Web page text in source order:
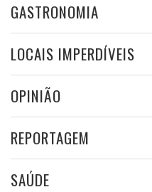
GASTRONOMIA
LOCAIS IMPERDÍVEIS
OPINIÃO
REPORTAGEM
SAÚDE